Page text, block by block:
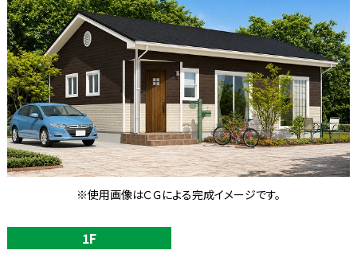
※使用画像はＣＧによる完成イメージです。
1F